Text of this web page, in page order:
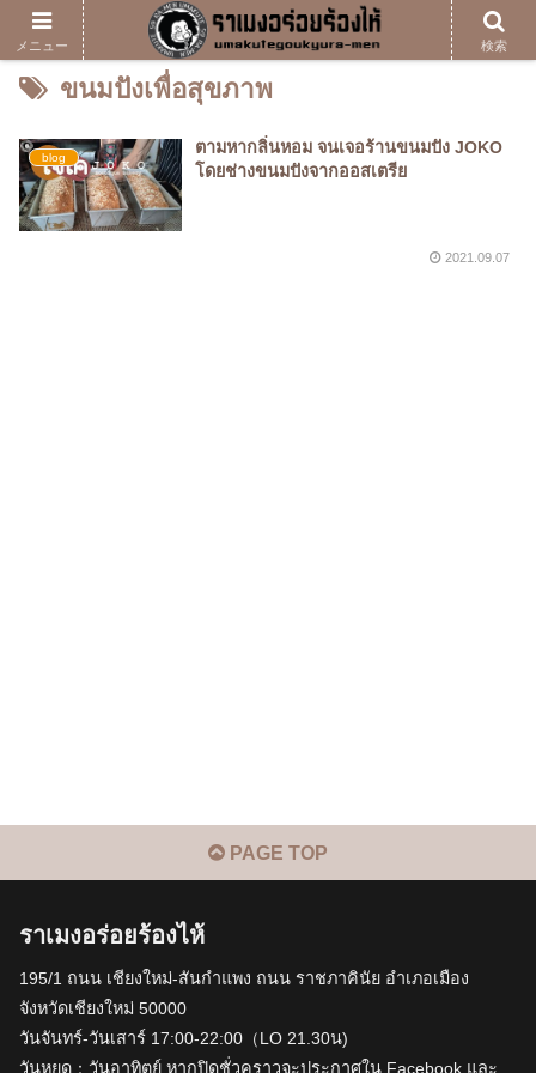
ขนมปังเพื่อสุขภาพ
blog
ตามหากลิ่นหอม จนเจอร้านขนมปัง JOKO
โดยช่างขนมปังจากออสเตรีย
2021.09.07
PAGE TOP
ราเมงอร่อยร้องไห้
195/1 ถนน เชียงใหม่-สันกำแพง ถนน ราชภาคินัย อำเภอเมือง
จังหวัดเชียงใหม่ 50000
วันจันทร์-วันเสาร์ 17:00-22:00（LO 21.30น)
วันหยุด：วันอาทิตย์ หากปิดชั่วคราวจะประกาศใน Facebook และ
メニュー 検索